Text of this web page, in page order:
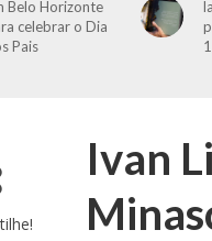
Belo Horizonte
celebrar o Dia
Pais
Ivan